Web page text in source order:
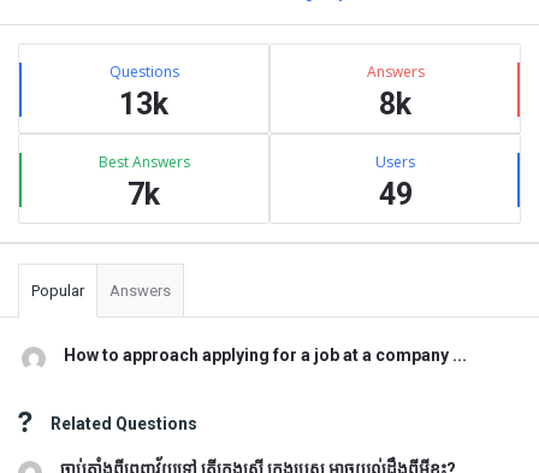
Sidebar
Stats Questions
13k
Answers
8k
Best Answers
7k
Users
49
Popular Answers
How to approach applying for a job at a company ...
Related Questions